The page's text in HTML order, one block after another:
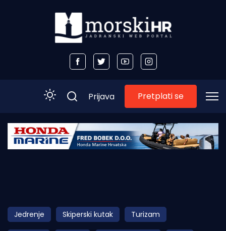
Početna
Obala
Otoci
Prijava Pretplati se
Jedrenje Skiperski kutak Turizam